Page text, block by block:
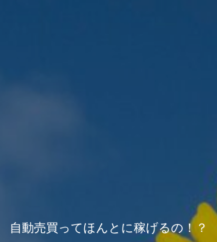
自動売買ってほんとに稼げるの！？